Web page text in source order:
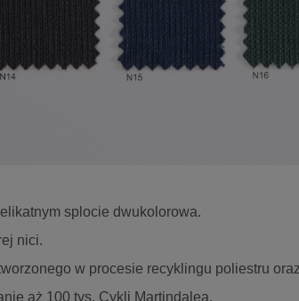
splocie dwukolorowa.
nici.
w procesie recyklingu poliestru
aż 100 tys. Cykli Martindalea.